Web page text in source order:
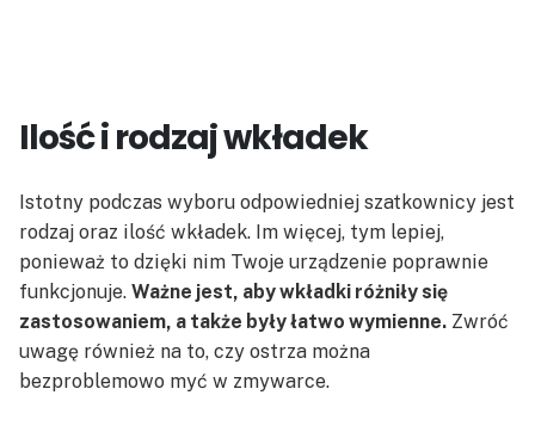
Ilość i rodzaj wkładek
Istotny podczas wyboru odpowiedniej szatkownicy jest
rodzaj oraz ilość wkładek. Im więcej, tym lepiej,
ponieważ to dzięki nim Twoje urządzenie poprawnie
funkcjonuje. Ważne jest, aby wkładki różniły się
zastosowaniem, a także były łatwo wymienne. Zwróć
uwagę również na to, czy ostrza można
bezproblemowo myć w zmywarce.